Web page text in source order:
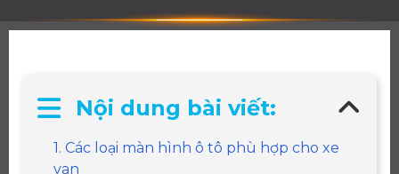
Nội dung bài viết:
1. Các loại màn hình ô tô phù hợp cho xe
van